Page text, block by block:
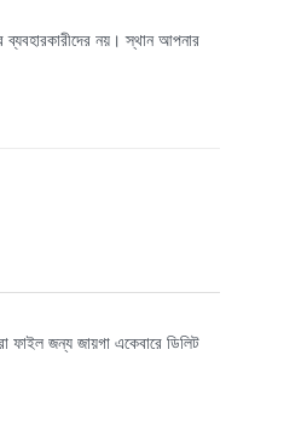
নয়। স্থান আপনার
ফাইল জন্য জায়গা একেবারে ডিলিট